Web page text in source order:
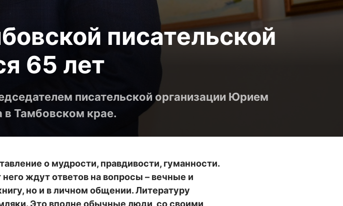
писательской
65 лет
писательской организации Юрием
в Тамбовском крае.
о мудрости, правдивости, гуманности.
ждут ответов на вопросы – вечные и
но и в личном общении. Литературу
Это вполне обычные люди, со своими